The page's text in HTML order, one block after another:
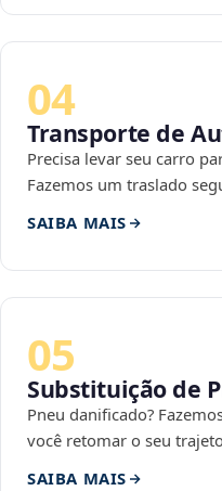
04
Transporte de
Precisa levar seu carro
Fazemos um traslado
SAIBA MAIS
05
Substituição de
Pneu danificado?
você retomar o seu
SAIBA MAIS